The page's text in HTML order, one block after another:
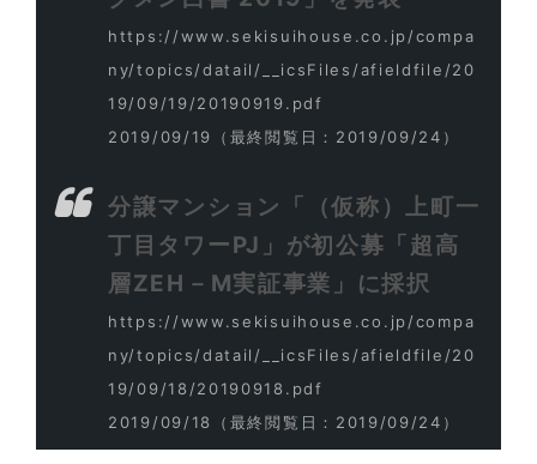
https://www.sekisuihouse.co.jp/compa
ny/topics/datail/__icsFiles/afieldfile/20
19/09/19/20190919.pdf
2019/09/19
（最終閲覧日：2019/09/24）
分譲マンション「（仮称）上町一
丁目タワーPJ」が初公募「超高
層ZEH－M実証事業」に採択
https://www.sekisuihouse.co.jp/compa
ny/topics/datail/__icsFiles/afieldfile/20
19/09/18/20190918.pdf
2019/09/18
（最終閲覧日：2019/09/24）